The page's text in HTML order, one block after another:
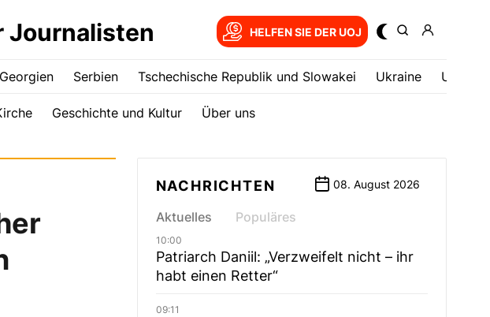
Journalisten HELFEN SIE DER UOJ
Georgien Serbien Tschechische Republik und Slowakei Ukrainе USA
Geschichte und Kultur Über uns
NACHRICHTEN 08. August 2026
Aktuelles Populäres
10:00
Patriarch Daniil: „Verzweifelt nicht – ihr
habt einen Retter“
09:11